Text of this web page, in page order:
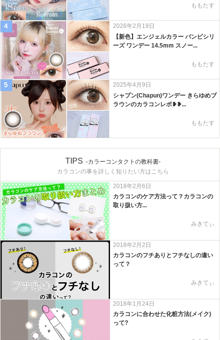
ももたす
4
2026年2月19日
【新色】エンジェルカラー バンビシリ
ーズ ワンデー 14.5mm スノー...
ももたす
5
2025年4月9日
シャプン(Chapun)ワンデー きらゆめブ
ラウンのカラコンレポ❥❥...
ももたす
TIPS -カラーコンタクトの教科書-
カラコンの事を詳しく知りたい方はこちら
2018年2月6日
カラコンのケア方法って？カラコンの
取り扱い方...
みきてぃ
2018年2月2日
カラコンのフチありとフチなしの違い
って？
みきてぃ
2018年1月24日
カラコンに合わせた化粧方法(メイク)
って?